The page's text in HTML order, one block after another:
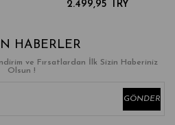
HABERLER
ve Fırsatlardan İlk Sizin Haberiniz
Olsun !
GÖNDER